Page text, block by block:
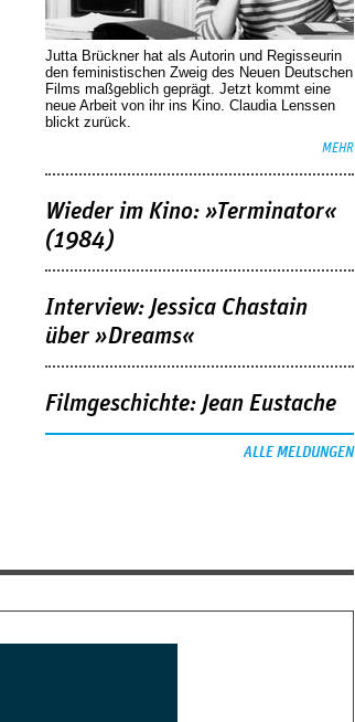
Jutta Brückner hat als Autorin und Regisseurin
den feministischen Zweig des Neuen Deutschen
Films maßgeblich geprägt. Jetzt kommt eine
neue Arbeit von ihr ins Kino. Claudia Lenssen
blickt zurück.
MEHR
Wieder im Kino: »Terminator«
(1984)
Interview: Jessica Chastain
über »Dreams«
Filmgeschichte: Jean Eustache
ALLE MELDUNGEN